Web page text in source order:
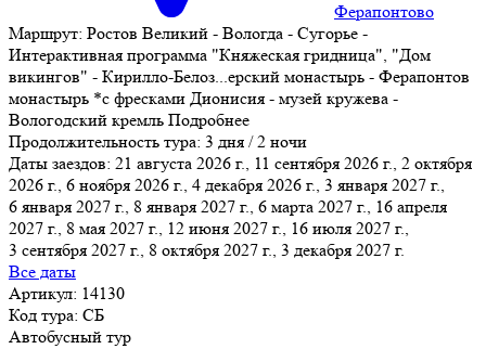
Ферапонтово
Маршрут: Ростов Великий - Вологда - Сугорье -
Интерактивная программа "Княжеская гридница", "Дом
викингов" - Кирилло-Белоз...ерский монастырь - Ферапонтов
монастырь *с фресками Дионисия - музей кружева -
Вологодский кремль Подробнее
Продолжительность тура: 3 дня / 2 ночи
Даты заездов: 21 августа 2026 г., 11 сентября 2026 г., 2 октября
2026 г., 6 ноября 2026 г., 4 декабря 2026 г., 3 января 2027 г.,
6 января 2027 г., 8 января 2027 г., 6 марта 2027 г., 16 апреля
2027 г., 8 мая 2027 г., 12 июня 2027 г., 16 июля 2027 г.,
3 сентября 2027 г., 8 октября 2027 г., 3 декабря 2027 г.
Все даты
Артикул: 14130
Код тура: СБ
Автобусный тур